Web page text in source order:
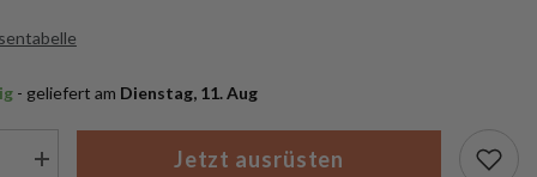
- geliefert am Dienstag, 11. Aug
Menge
Jetzt ausrüsten